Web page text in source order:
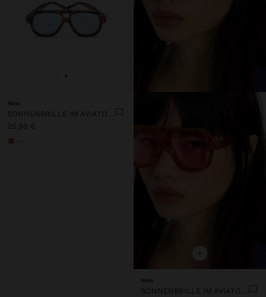
+
New
SONNENBRILLE IM AVIATOR-STIL
25,99 €
+
New
SONNENBRILLE IM AVIATOR-STIL